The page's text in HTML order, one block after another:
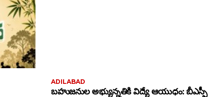
ADILABAD
బహుజనుల అభ్యున్నతికి విద్యే ఆయుధం: బీఎస్పీ